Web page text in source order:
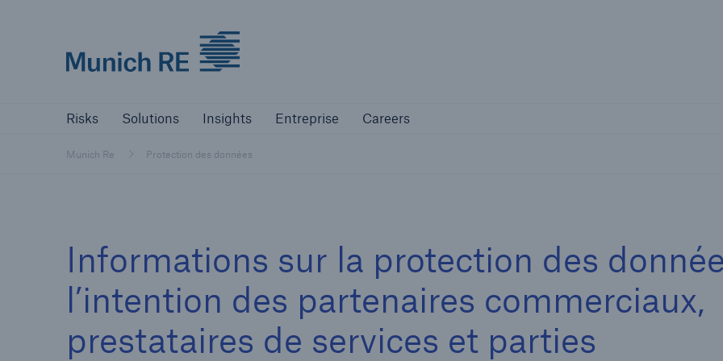
Risks Solutions Insights Entreprise Careers
Munich Re Protection des données
Informations sur la protection des
l’intention des partenaires commerciaux,
prestataires de services et parties